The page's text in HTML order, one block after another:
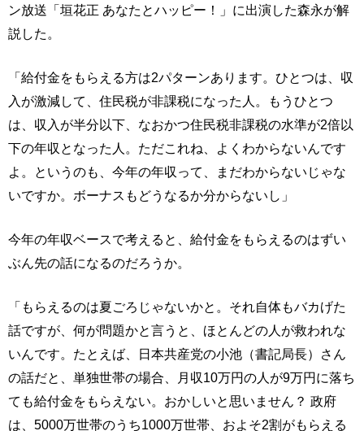
ン放送「垣花正 あなたとハッピー！」に出演した森永が解
説した。
「給付金をもらえる方は2パターンあります。ひとつは、収
入が激減して、住民税が非課税になった人。もうひとつ
は、収入が半分以下、なおかつ住民税非課税の水準が2倍以
下の年収となった人。ただこれね、よくわからないんです
よ。というのも、今年の年収って、まだわからないじゃな
いですか。ボーナスもどうなるか分からないし」
今年の年収ベースで考えると、給付金をもらえるのはずい
ぶん先の話になるのだろうか。
「もらえるのは夏ごろじゃないかと。それ自体もバカげた
話ですが、何が問題かと言うと、ほとんどの人が救われな
いんです。たとえば、日本共産党の小池（書記局長）さん
の話だと、単独世帯の場合、月収10万円の人が9万円に落ち
ても給付金をもらえない。おかしいと思いません？ 政府
は、5000万世帯のうち1000万世帯、およそ2割がもらえる